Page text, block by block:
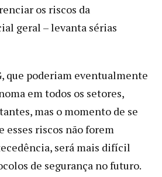
os riscos da
geral – levanta sérias
que poderiam eventualmente
em todos os setores,
mas o momento de se
esses riscos não forem
será mais difícil
de segurança no futuro.